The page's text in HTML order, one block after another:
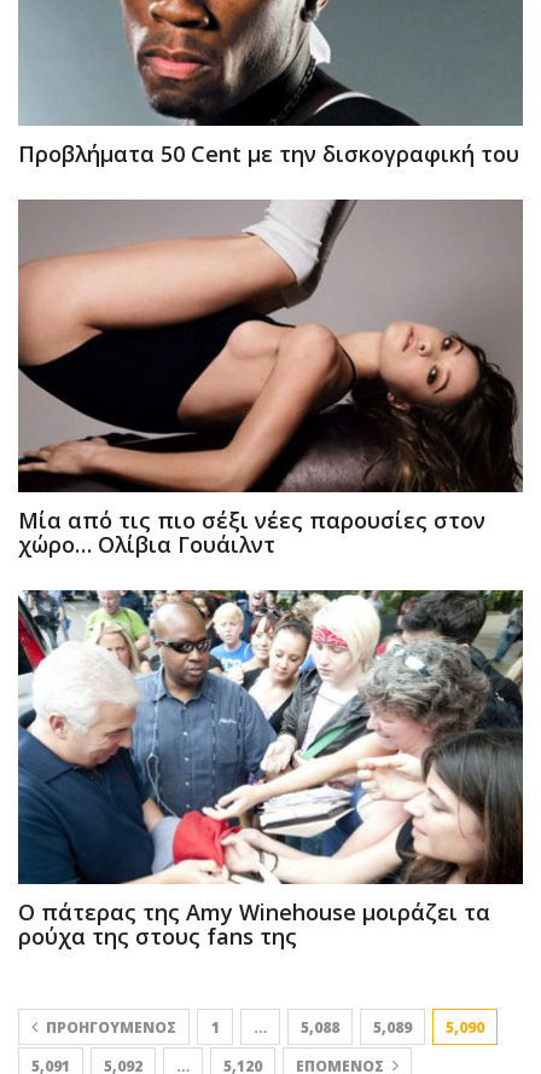
Προβλήματα 50 Cent με την δισκογραφική του
Mία από τις πιο σέξι νέες παρουσίες στον
χώρο… Ολίβια Γουάιλντ
Ο πάτερας της Amy Winehouse μοιράζει τα
ρούχα της στους fans της
ΠΡΟΗΓΟΎΜΕΝΟΣ 1 … 5,088 5,089
5,090
5,091
5,092 … 5,120 ΕΠΌΜΕΝΟΣ